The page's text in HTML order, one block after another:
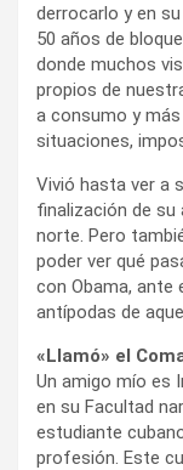
derrocarlo y en
50 años de
donde muchos
propios de
a consumo y
situaciones,
Vivió hasta ver a
finalización de su
norte. Pero
poder ver qué
con Obama, ante
antípodas de
«Llamó» el
Un amigo mío es
en su Facultad
estudiante
profesión. Este